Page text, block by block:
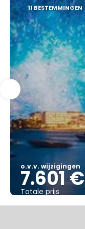
11 BESTEMMINGEN
o.v.v. wijzigingen
7.601 €
Totale prijs